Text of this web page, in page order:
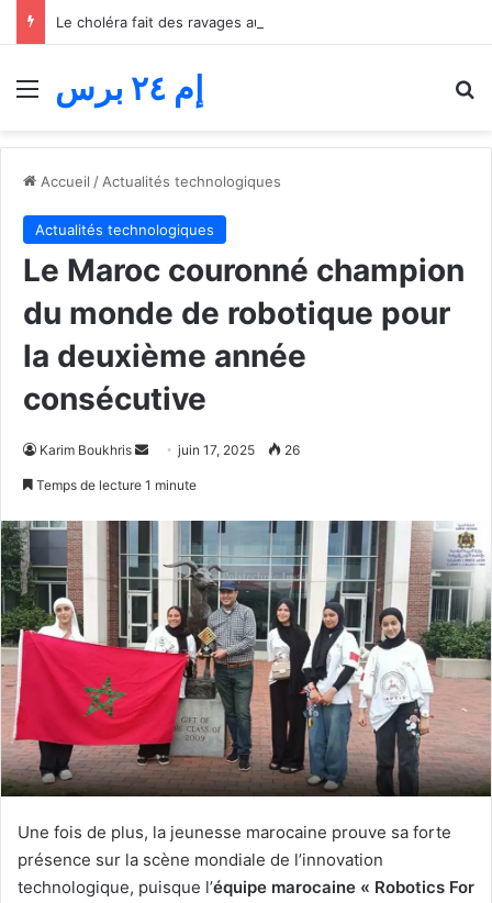
Menu إم ٢٤ برس
Accueil / Actualités technologiques
Actualités technologiques
Le Maroc couronné champion
du monde de robotique pour
la deuxième année
consécutive
Karim Boukhris
Envoyerjuin 17, 2025 26
Temps de lecture 1 minute
Une fois de plus, la jeunesse marocaine prouve sa forte
présence sur la scène mondiale de l’innovation
technologique, puisque l’équipe marocaine « Robotics For